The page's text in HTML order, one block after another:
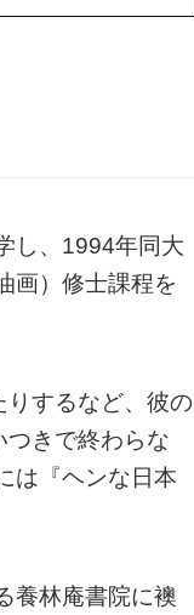
し、1994年同大
画）修士課程を
りするなど、彼の
きで終わらな
は『ヘンな日本
養林庵書院に襖